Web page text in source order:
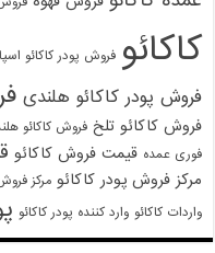
کاکائو فروش پودر کاکائو
فروش پودر کاکائو هلندی
فروش کاکائو تلخ فروش کاکائو
فوری عمده قیمت فروش کاکائو
مرکز فروش پودر کاکائو مرکز
واردات کاکائو وارد کننده پودر کاکائو